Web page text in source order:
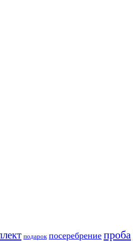
подарок посеребрение проба